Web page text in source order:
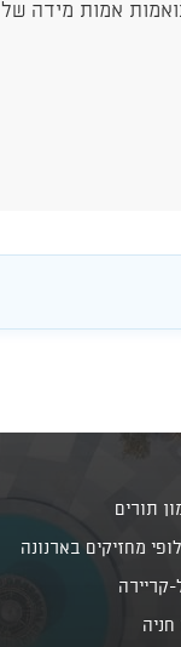
אמות מידה של
תורים
מחזיקים בארנונה
קריירה
חניה